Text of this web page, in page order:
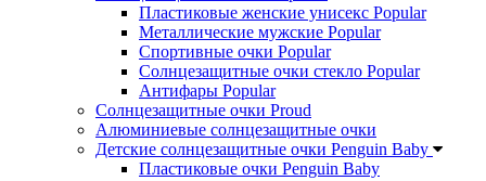
Пластиковые женские унисекс Popular
Металлические мужские Popular
Спортивные очки Popular
Солнцезащитные очки стекло Popular
Aнтифары Popular
Солнцезащитные очки Proud
Алюминиевые солнцезащитные очки
Детские солнцезащитные очки Penguin Baby
Пластиковые очки Penguin Baby